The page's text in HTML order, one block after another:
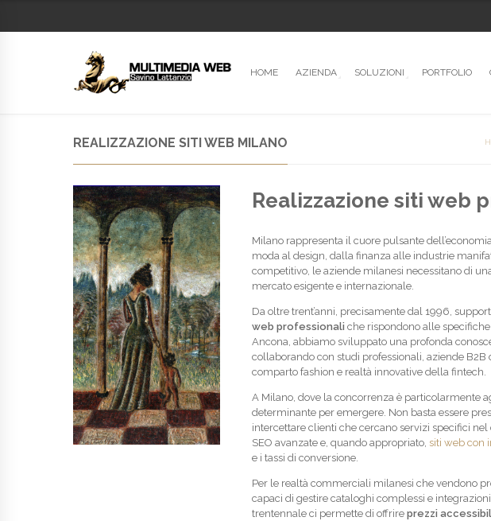
HOME AZIENDA SOLUZIONI PORTFOLIO
REALIZZAZIONE SITI WEB MILANO
Realizzazione siti web
Milano rappresenta il cuore pulsante
moda al design, dalla finanza alle industrie
competitivo, le aziende milanesi necessitano di
mercato esigente e internazionale.
Da oltre trent’anni, precisamente dal 1996,
web professionali che rispondono alle
Ancona, abbiamo sviluppato una profonda
collaborando con studi professionali, aziende
comparto fashion e realtà innovative della fintech.
A Milano, dove la concorrenza è particolarmente
determinante per emergere. Non basta essere
intercettare clienti che cercano servizi specifici
SEO avanzate e, quando appropriato, siti web con
e i tassi di conversione.
Per le realtà commerciali milanesi che vendono
capaci di gestire cataloghi complessi e
trentennale ci permette di offrire prezzi